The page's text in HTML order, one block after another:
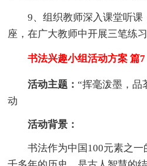
9、组织教师深入课堂听课
座，在广大教师中开展三笔练
书法兴趣小组活动方案 篇7
活动主题：“挥毫泼墨，品
动
活动背景：
书法作为中国100元素之一